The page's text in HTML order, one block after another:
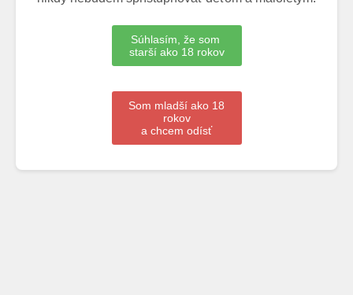
Súhlasím, že som
starší ako 18 rokov
Som mladší ako 18
rokov
a chcem odísť